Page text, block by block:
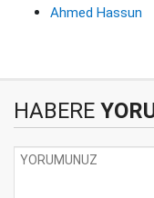
Ahmed Hassun
HABERE